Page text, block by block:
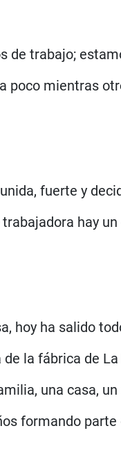
de trabajo;
poco mientras
fuerte y
hay
hoy ha salido
la fábrica de
una casa,
formando parte